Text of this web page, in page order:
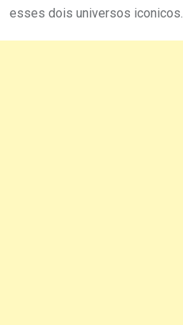
esses dois universos iconicos.